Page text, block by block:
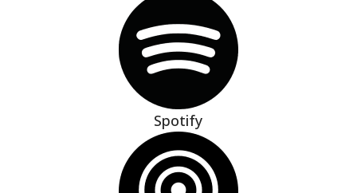
Spotify